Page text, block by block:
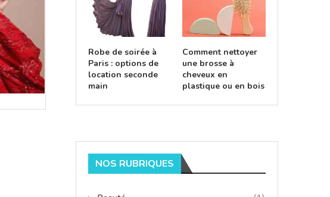
Robe de soirée à
Paris : options de
location seconde
main
Comment nettoyer
une brosse à
cheveux en
plastique ou en bois
NOS RUBRIQUES